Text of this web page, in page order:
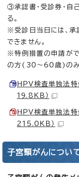
③承認書・受診券・自
る。
※受診日当日には、承
できません。
※特例措置の申請が
の方(30～60歳)のみ
HPV検査単独法
19.8KB）
HPV検査単独法
215.0KB）
子宮頸がんについ